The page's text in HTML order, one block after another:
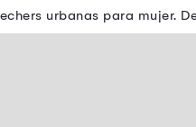
urbanas para mujer.